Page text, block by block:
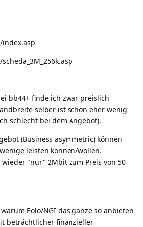
bb44+ finde ich zwar preislich
selber ist schon eher wenig
schlecht bei dem Angebot).
(Business asymmetric) können
leisten können/wollen.
"nur" 2Mbit zum Preis von 50
Eolo/NGI das ganze so anbieten
beträchtlicher finanzieller